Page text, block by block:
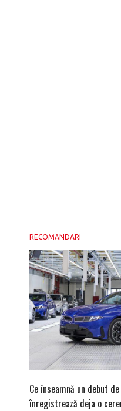
RECOMANDARI
Ce înseamnă un debut
înregistrează deja o